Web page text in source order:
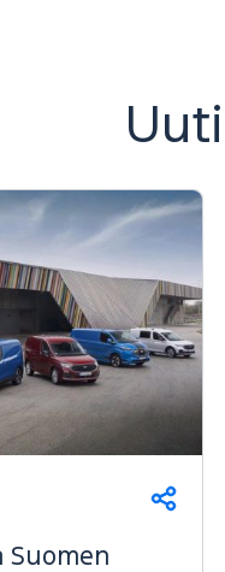
Jaa
Suomen